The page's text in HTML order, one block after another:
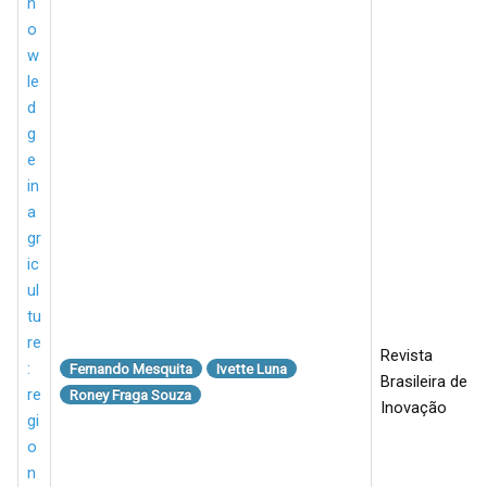
o
w
le
d
g
e
in
a
gr
ic
ul
tu
re
:
re
gi
o
n
Fernando Mesquita
Ivette Luna
Roney Fraga Souza
Revista
Brasileira de
Inovação